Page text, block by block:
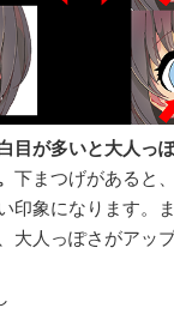
目が多いと大人っ
下まつげがあると
印象になります。
大人っぽさがアップ